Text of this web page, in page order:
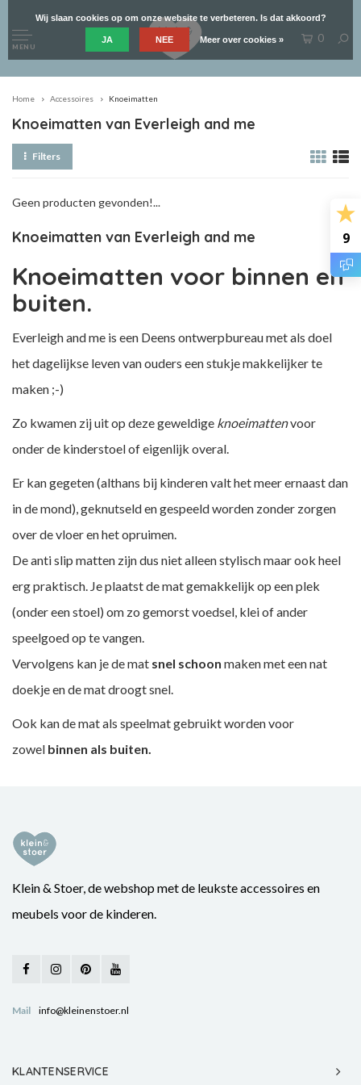
9
MENU
0
Home Accessoires Knoeimatten
Knoeimatten van Everleigh and me
Filters
Geen producten gevonden!...
Knoeimatten van Everleigh and me
Knoeimatten voor binnen en
buiten.
Everleigh and me is een Deens ontwerpbureau met als doel
het dagelijkse leven van ouders een stukje makkelijker te
maken ;-)
Zo kwamen zij uit op deze geweldige knoeimattenvoor
onder de kinderstoel of eigenlijk overal.
Er kan gegeten (althans bij kinderen valt het meer ernaast dan
in de mond), geknutseld en gespeeld worden zonder zorgen
over de vloer en het opruimen.
De anti slip matten zijn dus niet alleen stylisch maar ook heel
erg praktisch. Je plaatst de mat gemakkelijk op een plek
(onder een stoel) om zo gemorst voedsel, klei of ander
speelgoed op te vangen.
Vervolgens kan je de mat snel schoon maken met een nat
doekje en de mat droogt snel.
Ook kan de mat als speelmat gebruikt worden voor
zowel binnen als buiten.
Klein & Stoer, de webshop met de leukste accessoires en
meubels voor de kinderen.
Mail info@kleinenstoer.nl
KLANTENSERVICE
Wij slaan cookies op om onze website te verbeteren. Is dat akkoord?
JA NEE Meer over cookies »